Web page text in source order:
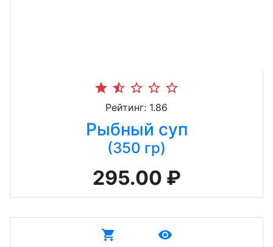
star star_half star_border star_border star_border
Рейтинг: 1.86
Рыбный суп
(350 гр)
295.00 ₽
shopping_cart remove_red_eye